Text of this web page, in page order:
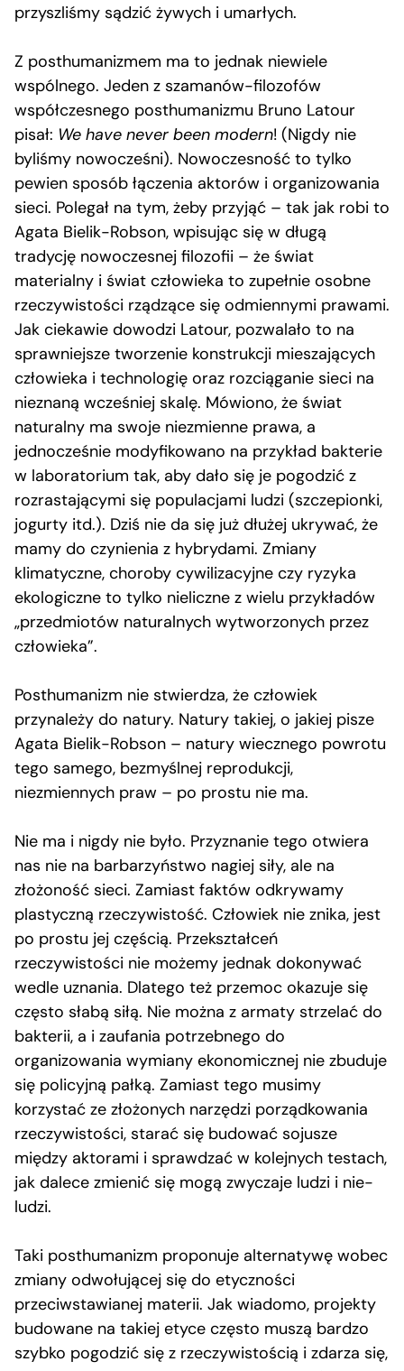
przyszliśmy sądzić żywych i umarłych.
Z posthumanizmem ma to jednak niewiele
wspólnego. Jeden z szamanów-filozofów
współczesnego posthumanizmu Bruno Latour
pisał: We have never been modern! (Nigdy nie
byliśmy nowocześni). Nowoczesność to tylko
pewien sposób łączenia aktorów i organizowania
sieci. Polegał na tym, żeby przyjąć – tak jak robi to
Agata Bielik-Robson, wpisując się w długą
tradycję nowoczesnej filozofii – że świat
materialny i świat człowieka to zupełnie osobne
rzeczywistości rządzące się odmiennymi prawami.
Jak ciekawie dowodzi Latour, pozwalało to na
sprawniejsze tworzenie konstrukcji mieszających
człowieka i technologię oraz rozciąganie sieci na
nieznaną wcześniej skalę. Mówiono, że świat
naturalny ma swoje niezmienne prawa, a
jednocześnie modyfikowano na przykład bakterie
w laboratorium tak, aby dało się je pogodzić z
rozrastającymi się populacjami ludzi (szczepionki,
jogurty itd.). Dziś nie da się już dłużej ukrywać, że
mamy do czynienia z hybrydami. Zmiany
klimatyczne, choroby cywilizacyjne czy ryzyka
ekologiczne to tylko nieliczne z wielu przykładów
„przedmiotów naturalnych wytworzonych przez
człowieka”.
Posthumanizm nie stwierdza, że człowiek
przynależy do natury. Natury takiej, o jakiej pisze
Agata Bielik-Robson – natury wiecznego powrotu
tego samego, bezmyślnej reprodukcji,
niezmiennych praw – po prostu nie ma.
Nie ma i nigdy nie było. Przyznanie tego otwiera
nas nie na barbarzyństwo nagiej siły, ale na
złożoność sieci. Zamiast faktów odkrywamy
plastyczną rzeczywistość. Człowiek nie znika, jest
po prostu jej częścią. Przekształceń
rzeczywistości nie możemy jednak dokonywać
wedle uznania. Dlatego też przemoc okazuje się
często słabą siłą. Nie można z armaty strzelać do
bakterii, a i zaufania potrzebnego do
organizowania wymiany ekonomicznej nie zbuduje
się policyjną pałką. Zamiast tego musimy
korzystać ze złożonych narzędzi porządkowania
rzeczywistości, starać się budować sojusze
między aktorami i sprawdzać w kolejnych testach,
jak dalece zmienić się mogą zwyczaje ludzi i nie-
ludzi.
Taki posthumanizm proponuje alternatywę wobec
zmiany odwołującej się do etyczności
przeciwstawianej materii. Jak wiadomo, projekty
budowane na takiej etyce często muszą bardzo
szybko pogodzić się z rzeczywistością i zdarza się,